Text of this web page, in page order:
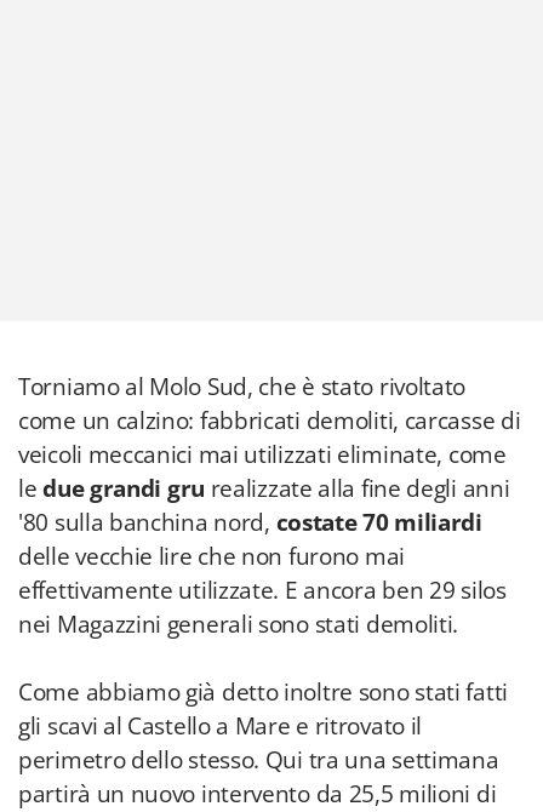
Torniamo al Molo Sud, che è stato rivoltato
come un calzino: fabbricati demoliti, carcasse di
veicoli meccanici mai utilizzati eliminate, come
ledue grandi gru realizzate alla fine degli anni
'80 sulla banchina nord, costate 70 miliardi
delle vecchie lire che non furono mai
effettivamente utilizzate. E ancora ben 29 silos
nei Magazzini generali sono stati demoliti.
Come abbiamo già detto inoltre sono stati fatti
gli scavi al Castello a Mare e ritrovato il
perimetro dello stesso. Qui tra una settimana
partirà un nuovo intervento da 25,5 milioni di